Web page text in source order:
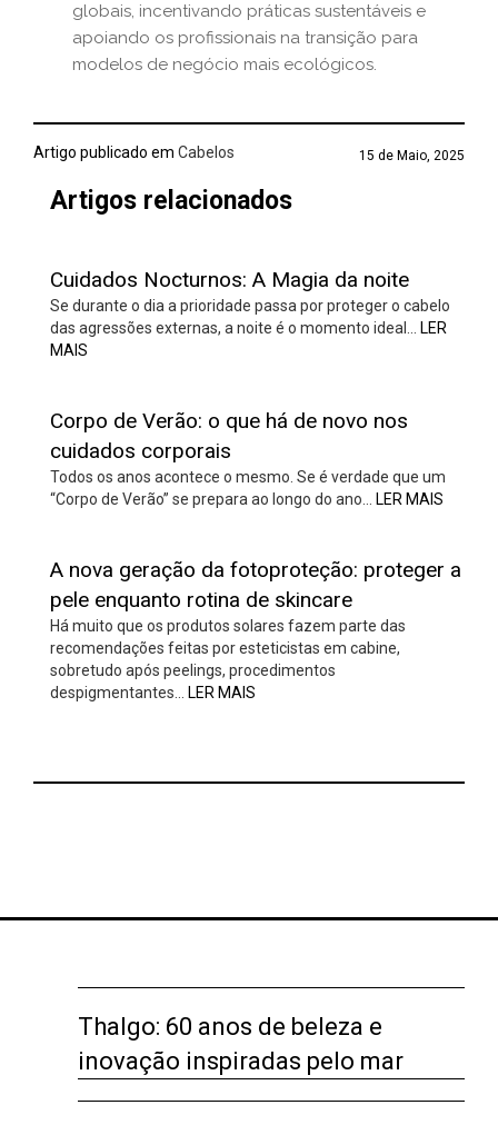
globais, incentivando práticas sustentáveis e
apoiando os profissionais na transição para
modelos de negócio mais ecológicos.
Artigo publicado em Cabelos 15 de Maio, 2025
Artigos relacionados
Cuidados Nocturnos: A Magia da noite
Se durante o dia a prioridade passa por proteger o cabelo
das agressões externas, a noite é o momento ideal…
LER
MAIS
Corpo de Verão: o que há de novo nos
cuidados corporais
Todos os anos acontece o mesmo. Se é verdade que um
“Corpo de Verão” se prepara ao longo do ano…
LER MAIS
A nova geração da fotoproteção: proteger a
pele enquanto rotina de skincare
Há muito que os produtos solares fazem parte das
recomendações feitas por esteticistas em cabine,
sobretudo após peelings, procedimentos
despigmentantes…
LER MAIS
Thalgo: 60 anos de beleza e
inovação inspiradas pelo mar